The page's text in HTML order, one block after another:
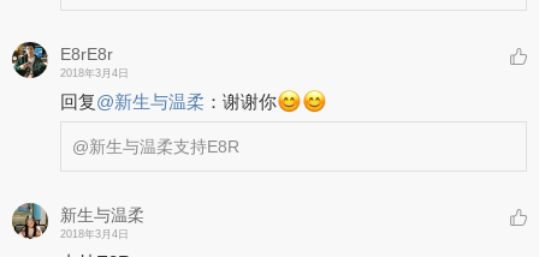
E8rE8r
2018年3月4日
回复@新生与温柔 ： 谢谢你
@新生与温柔支持E8R
新生与温柔
2018年3月4日